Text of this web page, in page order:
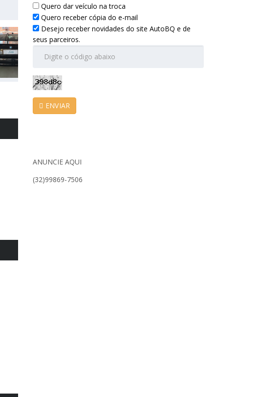
Quero dar veículo na troca
Quero receber cópia do e-mail
Desejo receber novidades do site AutoBQ e de
seus parceiros.
ENVIAR
ANUNCIE AQUI
(32)99869-7506